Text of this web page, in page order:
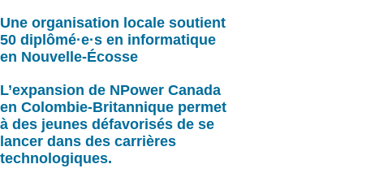
Une organisation locale soutient
50 diplômé·e·s en informatique
en Nouvelle-Écosse
L’expansion de NPower Canada
en Colombie-Britannique permet
à des jeunes défavorisés de se
lancer dans des carrières
technologiques.